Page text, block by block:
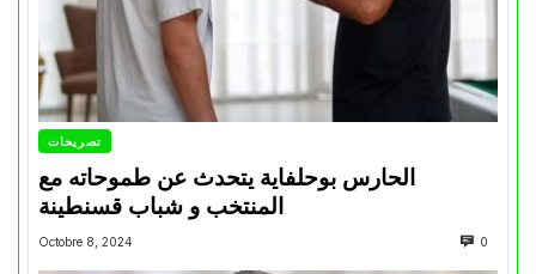
تصريحات
الحارس بوحلفاية يتحدث عن طموحاته مع
المنتخب و شباب قسنطينة
Octobre 8, 2024 0